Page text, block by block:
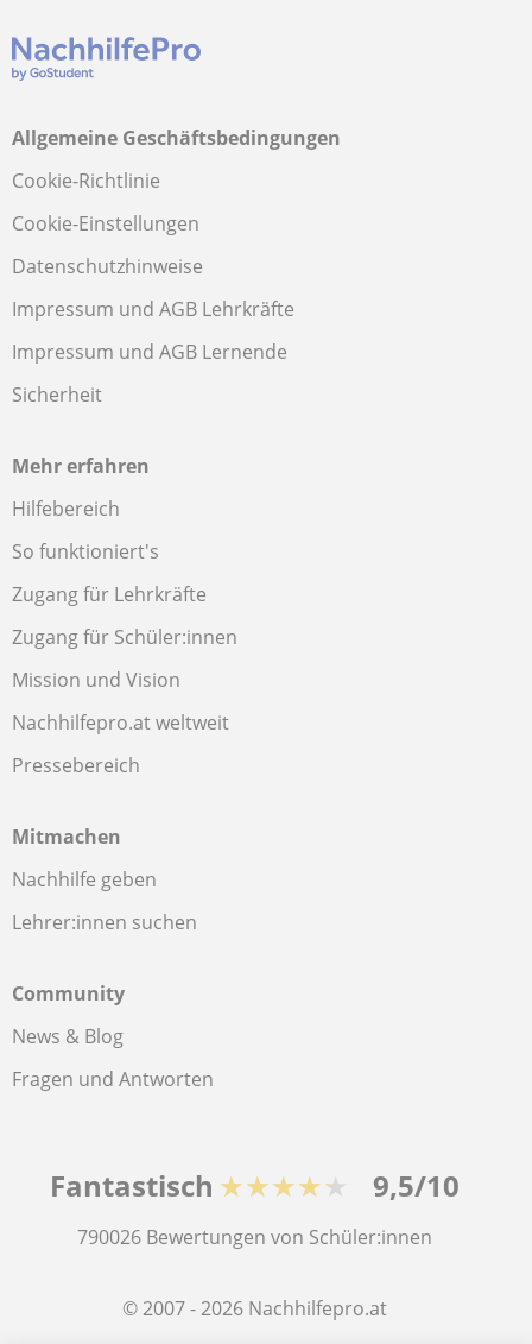
Allgemeine Geschäftsbedingungen
Cookie-Richtlinie
Cookie-Einstellungen
Datenschutzhinweise
Impressum und AGB Lehrkräfte
Impressum und AGB Lernende
Sicherheit
Mehr erfahren
Hilfebereich
So funktioniert's
Zugang für Lehrkräfte
Zugang für Schüler:innen
Mission und Vision
Nachhilfepro.at weltweit
Pressebereich
Mitmachen
Nachhilfe geben
Lehrer:innen suchen
Community
News & Blog
Fragen und Antworten
Fantastisch ★★★★★ 9,5/10
790026 Bewertungen von Schüler:innen
© 2007 - 2026 Nachhilfepro.at